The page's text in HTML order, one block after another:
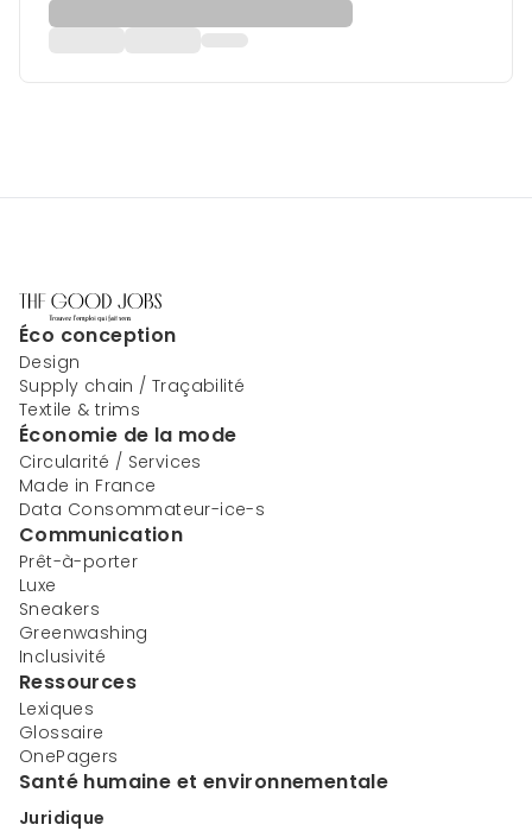
Éco conception
Design
Supply chain / Traçabilité
Textile & trims
Économie de la mode
Circularité / Services
Made in France
Data Consommateur-ice-s
Communication
Prêt-à-porter
Luxe
Sneakers
Greenwashing
Inclusivité
Ressources
Lexiques
Glossaire
OnePagers
Santé humaine et environnementale
Juridique